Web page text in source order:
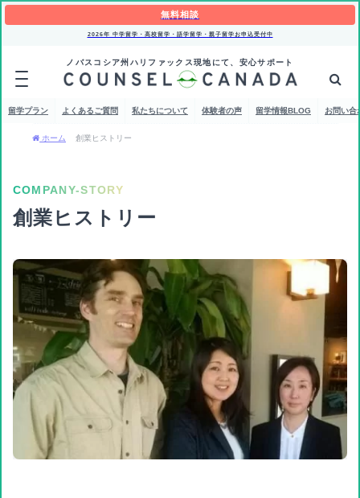
無料相談
2026年 中学留学・高校留学・語学留学・親子留学お申込受付中
ノバスコシア州ハリファックス現地にて、安心サポート
留学プラン よくあるご質問 私たちについて 体験者の声 留学情報BLOG お問い合
ホーム 創業ヒストリー
COMPANY-STORY
創業ヒストリー